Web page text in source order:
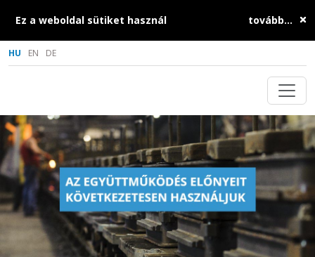
Ez a weboldal sütiket használ tovább...
HU EN DE